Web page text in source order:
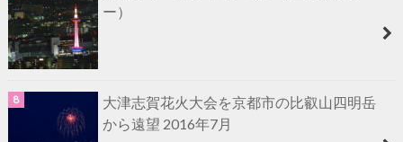
ー）
大津志賀花火大会を京都市の比叡山四明岳
から遠望 2016年7月